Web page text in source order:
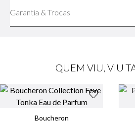
Garantia & Trocas
QUEM VIU, VIU
Boucheron